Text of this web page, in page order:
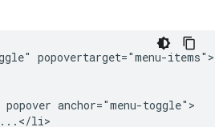
popovertarget="menu-items">
anchor="menu-toggle">
li>